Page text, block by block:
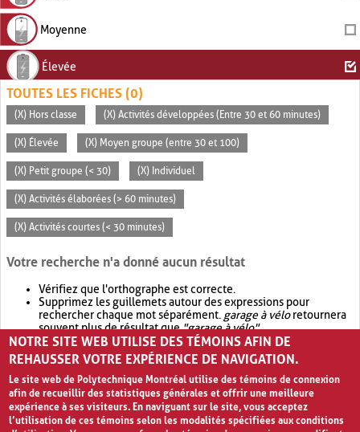
Moyenne
Élevée
TOUTES LES FICHES (0)
(X) Hors classe (X) Activités développées (Entre 30 et 60 minutes)
(X) Élevée (X) Moyen groupe (entre 30 et 100)
(X) Petit groupe (< 30) (X) Individuel
(X) Activités élaborées (> 60 minutes)
(X) Activités courtes (< 30 minutes)
Votre recherche n'a donné aucun résultat
Vérifiez que l'orthographe est correcte.
Supprimez les guillemets autour des expressions pour
rechercher chaque mot séparément. garage à véloretournera
souvent plus de résultat que"garage à vélo".
Envisagez d'élargir votre recherche avec OR.garage OR vélo
retournera souvent plus de résultat quegarage à vélo
NOTRE SITE WEB UTILISE DES TÉMOINS AFIN DE
REHAUSSER VOTRE EXPÉRIENCE DE NAVIGATION.
Le site web de Polytechnique Montréal utilise des témoins de connexion
afin de recueillir des statistiques générales et offrir une meilleure
expérience à ses visiteurs. En naviguant sur le site, vous acceptez
l’utilisation de ces témoins selon les modalités spécifiées aux conditions